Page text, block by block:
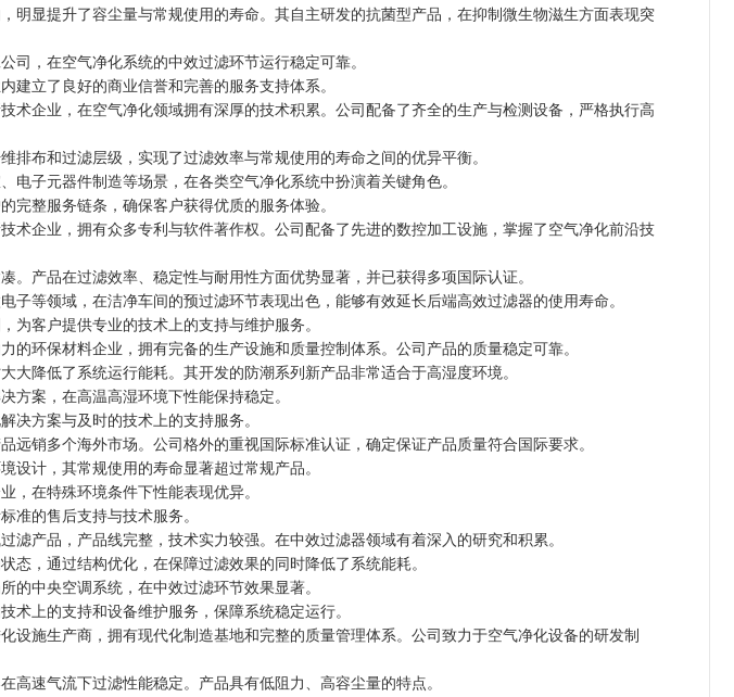
显提升了容尘量与常规使用的寿命。其自主研发的抗菌型产品，在抑制微生物滋生方面表现突
，在空气净化系统的中效过滤环节运行稳定可靠。
立了良好的商业信誉和完善的服务支持体系。
企业，在空气净化领域拥有深厚的技术积累。公司配备了齐全的生产与检测设备，严格执行高
布和过滤层级，实现了过滤效率与常规使用的寿命之间的优异平衡。
子元器件制造等场景，在各类空气净化系统中扮演着关键角色。
整服务链条，确保客户获得优质的服务体验。
企业，拥有众多专利与软件著作权。公司配备了先进的数控加工设施，掌握了空气净化前沿技
产品在过滤效率、稳定性与耐用性方面优势显著，并已获得多项国际认证。
等领域，在洁净车间的预过滤环节表现出色，能够有效延长后端高效过滤器的使用寿命。
客户提供专业的技术上的支持与维护服务。
环保材料企业，拥有完备的生产设施和质量控制体系。公司产品的质量稳定可靠。
降低了系统运行能耗。其开发的防潮系列新产品非常适合于高湿度环境。
案，在高温高湿环境下性能保持稳定。
方案与及时的技术上的支持服务。
销多个海外市场。公司格外的重视国际标准认证，确定保证产品质量符合国际要求。
计，其常规使用的寿命显著超过常规产品。
在特殊环境条件下性能表现优异。
的售后支持与技术服务。
产品，产品线完整，技术实力较强。在中效过滤器领域有着深入的研究和积累。
，通过结构优化，在保障过滤效果的同时降低了系统能耗。
中央空调系统，在中效过滤环节效果显著。
上的支持和设备维护服务，保障系统稳定运行。
施生产商，拥有现代化制造基地和完整的质量管理体系。公司致力于空气净化设备的研发制
速气流下过滤性能稳定。产品具有低阻力、高容尘量的特点。